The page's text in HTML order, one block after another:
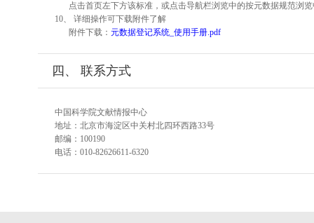
点击首页左下方该标准，或点击导航栏浏览中的按元数据规范浏
10、 详细操作可下载附件了解
附件下载： 元数据登记系统_使用手册.pdf
四、 联系方式
中国科学院文献情报中心
地址：北京市海淀区中关村北四环西路33号
邮编：100190
电话：010-82626611-6320